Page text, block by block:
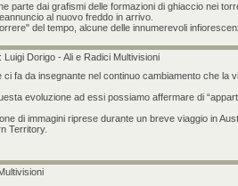
parte dai grafismi delle formazioni di ghiaccio nei
al nuovo freddo in arrivo.
del tempo, alcune delle innumerevoli
Luigi Dorigo - Ali e Radici Multivisioni
fa da insegnante nel continuo cambiamento che la
evoluzione ad essi possiamo affermare di
di immagini riprese durante un breve viaggio in
Territory.